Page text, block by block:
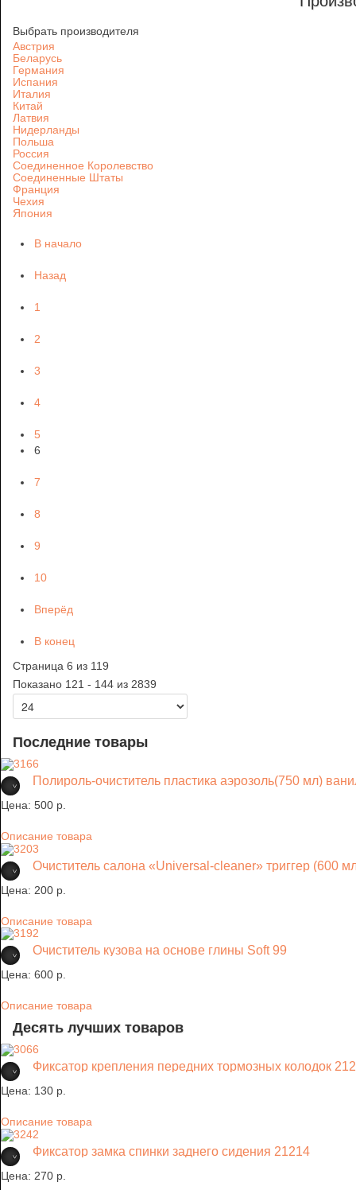
Выбрать производителя
Австрия
Беларусь
Германия
Испания
Италия
Китай
Латвия
Нидерланды
Польша
Россия
Соединенное Королевство
Соединенные Штаты
Франция
Чехия
Япония
В начало
Назад
1
2
3
4
5
6
7
8
9
10
Вперёд
В конец
Страница 6 из 119
Показано 121 - 144 из 2839
Последние товары
Полироль-очиститель пластика аэрозоль(750 мл)
Цена: 500 p.
Описание товара
Очиститель салона «Universal-cleaner» триггер (600
Цена: 200 p.
Описание товара
Очиститель кузова на основе глины Soft 99
Цена: 600 p.
Описание товара
Десять лучших товаров
Фиксатор крепления передних тормозных колодок
Цена: 130 p.
Описание товара
Фиксатор замка спинки заднего сидения 21214
Цена: 270 p.